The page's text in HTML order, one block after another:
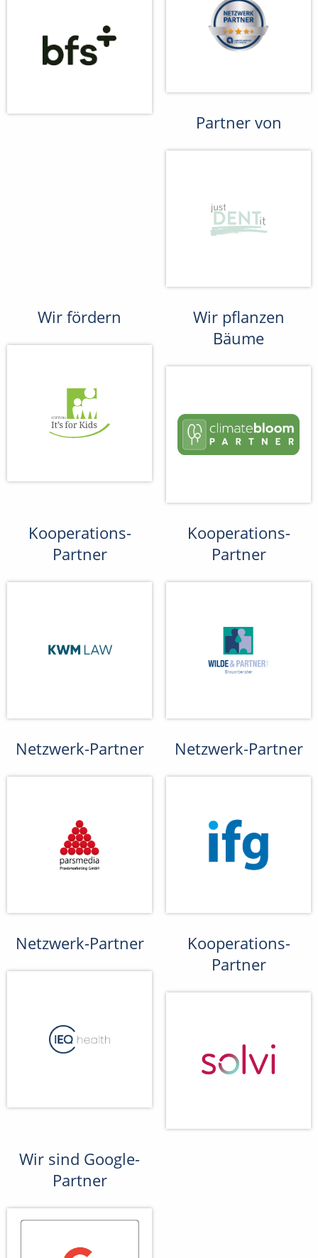
Partner von
Wir fördern
Wir pflanzen
Bäume
Kooperations-
Partner
Kooperations-
Partner
Netzwerk-Partner Netzwerk-Partner
Netzwerk-Partner
Kooperations-
Partner
Wir sind Google-
Partner